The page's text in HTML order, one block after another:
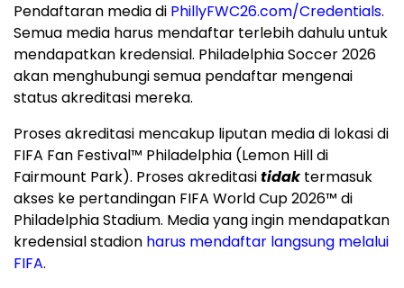
Pendaftaran media di PhillyFWC26.com/Credentials.
Semua media harus mendaftar terlebih dahulu untuk
mendapatkan kredensial. Philadelphia Soccer 2026
akan menghubungi semua pendaftar mengenai
status akreditasi mereka.
Proses akreditasi mencakup liputan media di lokasi di
FIFA Fan Festival™ Philadelphia (Lemon Hill di
Fairmount Park). Proses akreditasitidaktermasuk
akses ke pertandingan FIFA World Cup 2026™ di
Philadelphia Stadium. Media yang ingin mendapatkan
kredensial stadion harus mendaftar langsung melalui
FIFA.